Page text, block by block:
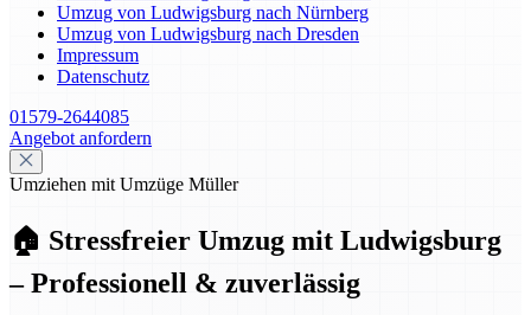
Umzug von Ludwigsburg nach Nürnberg
Umzug von Ludwigsburg nach Dresden
Impressum
Datenschutz
01579-2644085
Angebot anfordern
Umziehen mit Umzüge Müller
🏠 Stressfreier Umzug mit Ludwigsburg
– Professionell & zuverlässig